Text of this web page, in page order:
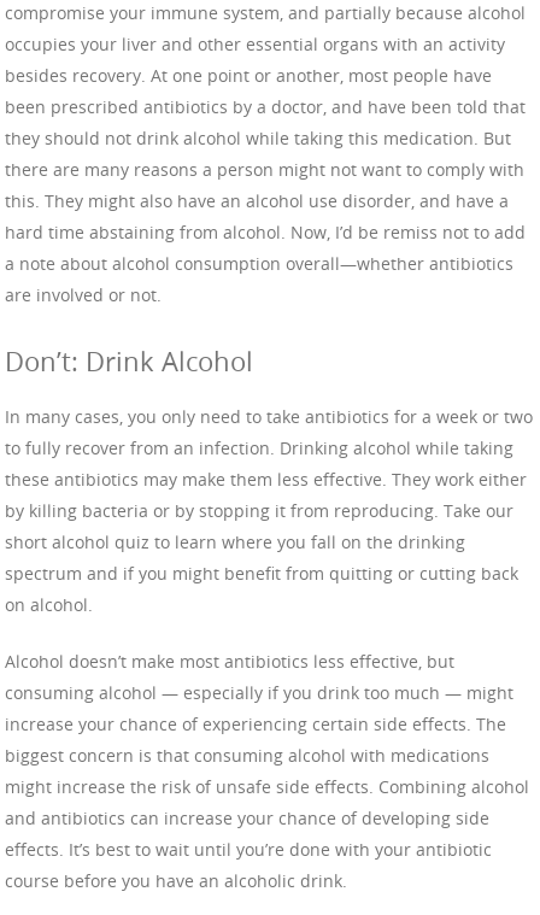
compromise your immune system, and partially because alcohol
occupies your liver and other essential organs with an activity
besides recovery. At one point or another, most people have
been prescribed antibiotics by a doctor, and have been told that
they should not drink alcohol while taking this medication. But
there are many reasons a person might not want to comply with
this. They might also have an alcohol use disorder, and have a
hard time abstaining from alcohol. Now, I’d be remiss not to add
a note about alcohol consumption overall—whether antibiotics
are involved or not.
Don’t: Drink Alcohol
In many cases, you only need to take antibiotics for a week or two
to fully recover from an infection. Drinking alcohol while taking
these antibiotics may make them less effective. They work either
by killing bacteria or by stopping it from reproducing. Take our
short alcohol quiz to learn where you fall on the drinking
spectrum and if you might benefit from quitting or cutting back
on alcohol.
Alcohol doesn’t make most antibiotics less effective, but
consuming alcohol — especially if you drink too much — might
increase your chance of experiencing certain side effects. The
biggest concern is that consuming alcohol with medications
might increase the risk of unsafe side effects. Combining alcohol
and antibiotics can increase your chance of developing side
effects. It’s best to wait until you’re done with your antibiotic
course before you have an alcoholic drink.